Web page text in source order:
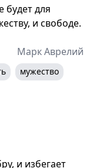
будет для
и свободе.
Марк Аврелий
мужество
и избегает